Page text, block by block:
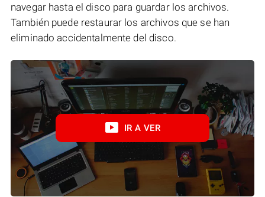
navegar hasta el disco para guardar los archivos.
También puede restaurar los archivos que se han
eliminado accidentalmente del disco.
IR A VER